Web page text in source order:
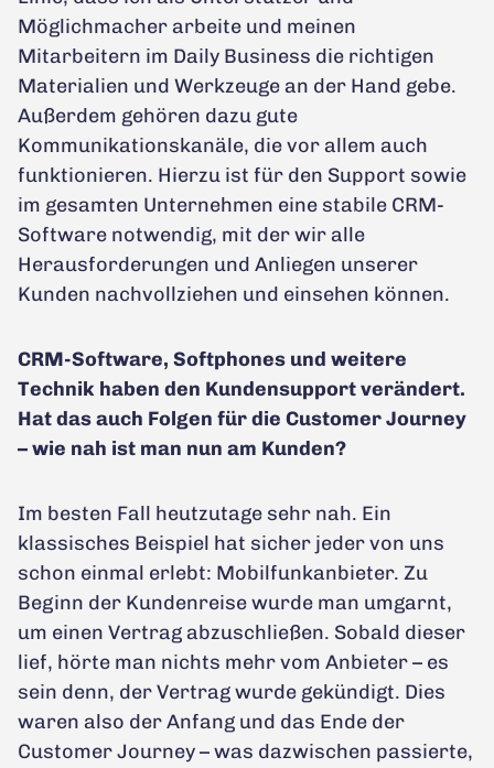
Möglichmacher arbeite und meinen
Mitarbeitern im Daily Business die richtigen
Materialien und Werkzeuge an der Hand gebe.
Außerdem gehören dazu gute
Kommunikationskanäle, die vor allem auch
funktionieren. Hierzu ist für den Support sowie
im gesamten Unternehmen eine stabile CRM-
Software notwendig, mit der wir alle
Herausforderungen und Anliegen unserer
Kunden nachvollziehen und einsehen können.
CRM-Software, Softphones und weitere
Technik haben den Kundensupport verändert.
Hat das auch Folgen für die Customer Journey
– wie nah ist man nun am Kunden?
Im besten Fall heutzutage sehr nah. Ein
klassisches Beispiel hat sicher jeder von uns
schon einmal erlebt: Mobilfunkanbieter. Zu
Beginn der Kundenreise wurde man umgarnt,
um einen Vertrag abzuschließen. Sobald dieser
lief, hörte man nichts mehr vom Anbieter – es
sein denn, der Vertrag wurde gekündigt. Dies
waren also der Anfang und das Ende der
Customer Journey – was dazwischen passierte,